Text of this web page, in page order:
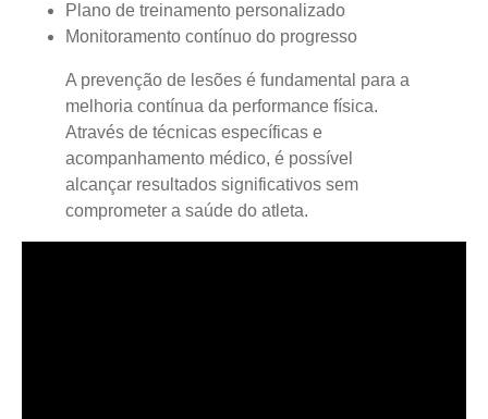
Plano de treinamento personalizado
Monitoramento contínuo do progresso
A prevenção de lesões é fundamental para a
melhoria contínua da performance física.
Através de técnicas específicas e
acompanhamento médico, é possível
alcançar resultados significativos sem
comprometer a saúde do atleta.